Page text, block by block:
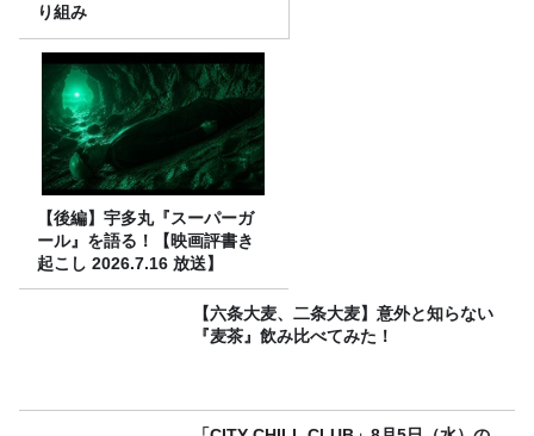
り組み
【後編】宇多丸『スーパーガ
ール』を語る！【映画評書き
起こし 2026.7.16 放送】
【六条大麦、二条大麦】意外と知らない
『麦茶』飲み比べてみた！